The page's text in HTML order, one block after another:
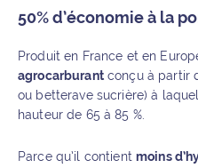
50% d’économie à la
Produit en France et en
agrocarburantconçu à partir
ou betterave sucrière) à
hauteur de 65 à 85 %.
Parce qu’il contient moins